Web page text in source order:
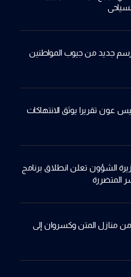
جديد من جيوب المواطنين
عون تقريرا يوثق الانتهاكات
الشؤون تعلن انطلاق برنامج
المتضررة
منازل المتن وكسروان إلى